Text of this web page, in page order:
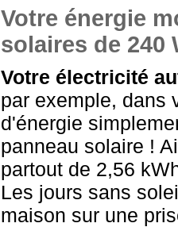
Votre énergie
solaires de 240
Votre électricité
par exemple, dans
d'énergie
panneau solaire !
partout de 2,56
Les jours sans
maison sur une